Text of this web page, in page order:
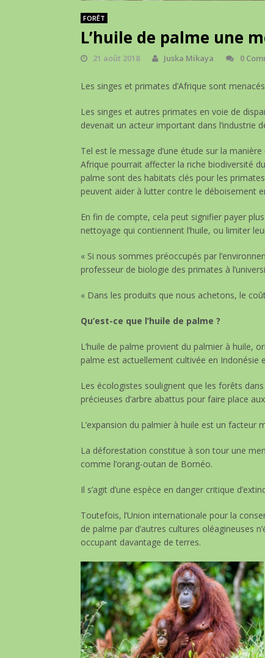
FORÊT
L’huile de palme une
21 août 2018 Juska Mikaya 0
Les singes et primates d’Afrique sont
Les singes et autres primates en voie de
devenait un acteur important dans l’industrie
Tel est le message d’une étude sur la
Afrique pourrait affecter la riche biodiversité
palme sont des habitats clés pour les
peuvent aider à lutter contre le déboisement
En fin de compte, cela peut signifier payer
nettoyage qui contiennent l’huile, ou limiter
« Si nous sommes préoccupés par
professeur de biologie des primates à
« Dans les produits que nous achetons, le
Qu’est-ce que l’huile de palme ?
L’huile de palme provient du palmier à huile,
palme est actuellement cultivée en Indonésie
Les écologistes soulignent que les forêts
précieuses d’arbre abattus pour faire place
L’expansion du palmier à huile est un
La déforestation constitue à son tour une
comme l’orang-outan de Bornéo.
Il s’agit d’une espèce en danger critique
Toutefois, l’Union internationale pour la
de palme par d’autres cultures oléagineuses
occupant davantage de terres.